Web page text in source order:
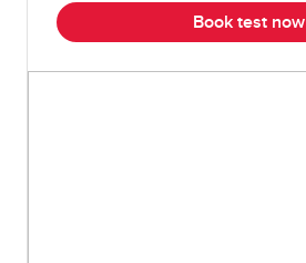
Book test now